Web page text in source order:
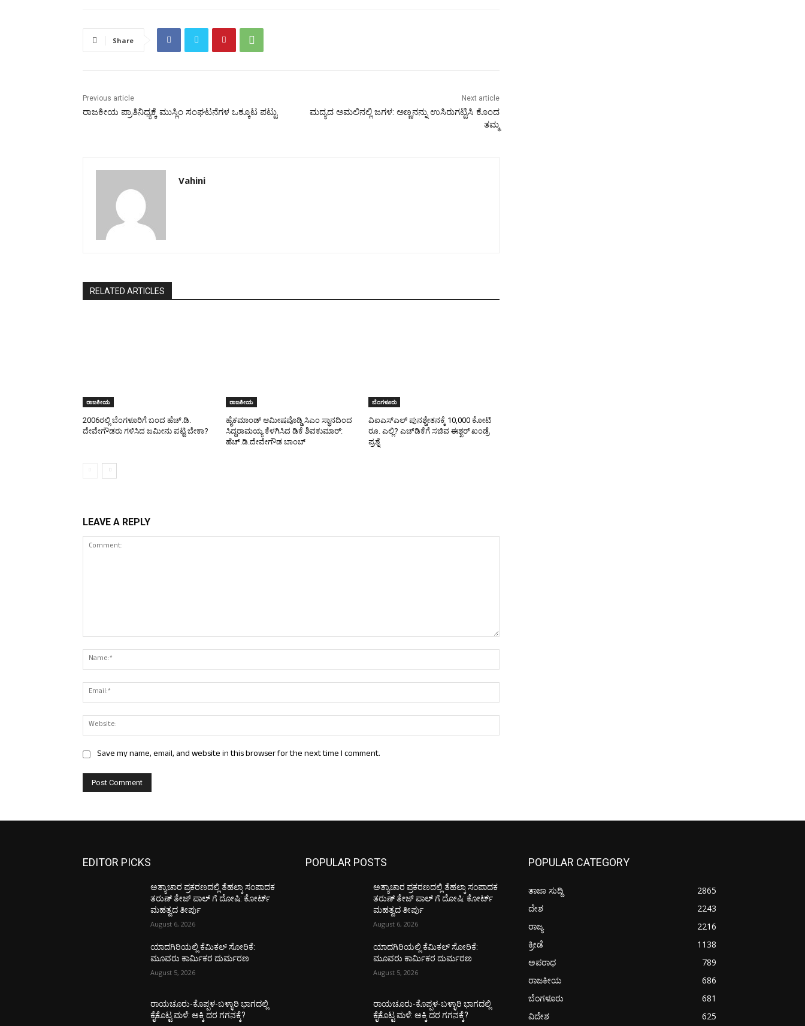
Share
Previous article
ರಾಜಕೀಯ ಪ್ರಾತಿನಿಧ್ಯಕ್ಕೆ ಮುಸ್ಲಿಂ ಸಂಘಟನೆಗಳ ಒಕ್ಕೂಟ ಪಟ್ಟು
Next article
ಮದ್ಯದ ಅಮಲಿನಲ್ಲಿ ಜಗಳ: ಅಣ್ಣನನ್ನು ಉಸಿರುಗಟ್ಟಿಸಿ ಕೊಂದ
ತಮ್ಮ
Vahini
RELATED ARTICLES
ರಾಜಕೀಯ
2006ರಲ್ಲಿ ಬೆಂಗಳೂರಿಗೆ ಬಂದ ಹೆಚ್.ಡಿ.
ದೇವೇಗೌಡರು ಗಳಿಸಿದ ಜಮೀನು ಪಟ್ಟಿ ಬೇಕಾ?
ರಾಜಕೀಯ
ಹೈಕಮಾಂಡ್ ಆಮೀಷವೊಡ್ಡಿ ಸಿಎಂ ಸ್ಥಾನದಿಂದ
ಸಿದ್ದರಾಮಯ್ಯ ಕೆಳಗಿಸಿದ ಡಿಕೆ ಶಿವಕುಮಾರ್:
ಹೆಚ್.ಡಿ.ದೇವೇಗೌಡ ಬಾಂಬ್
ಬೆಂಗಳೂರು
ವಿಐಎಸ್ಎಲ್ ಪುನಶ್ಚೇತನಕ್ಕೆ 10,000 ಕೋಟಿ
ರೂ. ಎಲ್ಲಿ? ಎಚ್‌ಡಿಕೆಗೆ ಸಚಿವ ಈಶ್ಖರ್‌ ಖಂಡ್ರೆ
ಪ್ರಶ್ನೆ
LEAVE A REPLY
Save my name, email, and website in this browser for the next time I comment.
EDITOR PICKS
ಅತ್ಯಾಚಾರ ಪ್ರಕರಣದಲ್ಲಿ ತೆಹಲ್ಕಾ ಸಂಪಾದಕ
ತರುಣ್‌ ತೇಜ್‌ ಪಾಲ್‌ ಗೆ ದೋಷಿ: ಕೋರ್ಟ್‌
ಮಹತ್ವದ ತೀರ್ಪು
August 6, 2026
ಯಾದಗಿರಿಯಲ್ಲಿ ಕೆಮಿಕಲ್ ಸೋರಿಕೆ:
ಮೂವರು ಕಾರ್ಮಿಕರ ದುರ್ಮರಣ
August 5, 2026
ರಾಯಚೂರು-ಕೊಪ್ಪಳ-ಬಳ್ಳಾರಿ ಭಾಗದಲ್ಲಿ
ಕೈಕೊಟ್ಟ ಮಳೆ: ಅಕ್ಕಿ ದರ ಗಗನಕ್ಕೆ?
POPULAR POSTS
ಅತ್ಯಾಚಾರ ಪ್ರಕರಣದಲ್ಲಿ ತೆಹಲ್ಕಾ ಸಂಪಾದಕ
ತರುಣ್‌ ತೇಜ್‌ ಪಾಲ್‌ ಗೆ ದೋಷಿ: ಕೋರ್ಟ್‌
ಮಹತ್ವದ ತೀರ್ಪು
August 6, 2026
ಯಾದಗಿರಿಯಲ್ಲಿ ಕೆಮಿಕಲ್ ಸೋರಿಕೆ:
ಮೂವರು ಕಾರ್ಮಿಕರ ದುರ್ಮರಣ
August 5, 2026
ರಾಯಚೂರು-ಕೊಪ್ಪಳ-ಬಳ್ಳಾರಿ ಭಾಗದಲ್ಲಿ
ಕೈಕೊಟ್ಟ ಮಳೆ: ಅಕ್ಕಿ ದರ ಗಗನಕ್ಕೆ?
POPULAR CATEGORY
ತಾಜಾ ಸುದ್ದಿ
2865
ದೇಶ
2243
ರಾಜ್ಯ
2216
ಕ್ರೀಡೆ
1138
ಅಪರಾಧ
789
ರಾಜಕೀಯ
686
ಬೆಂಗಳೂರು
681
ವಿದೇಶ
625